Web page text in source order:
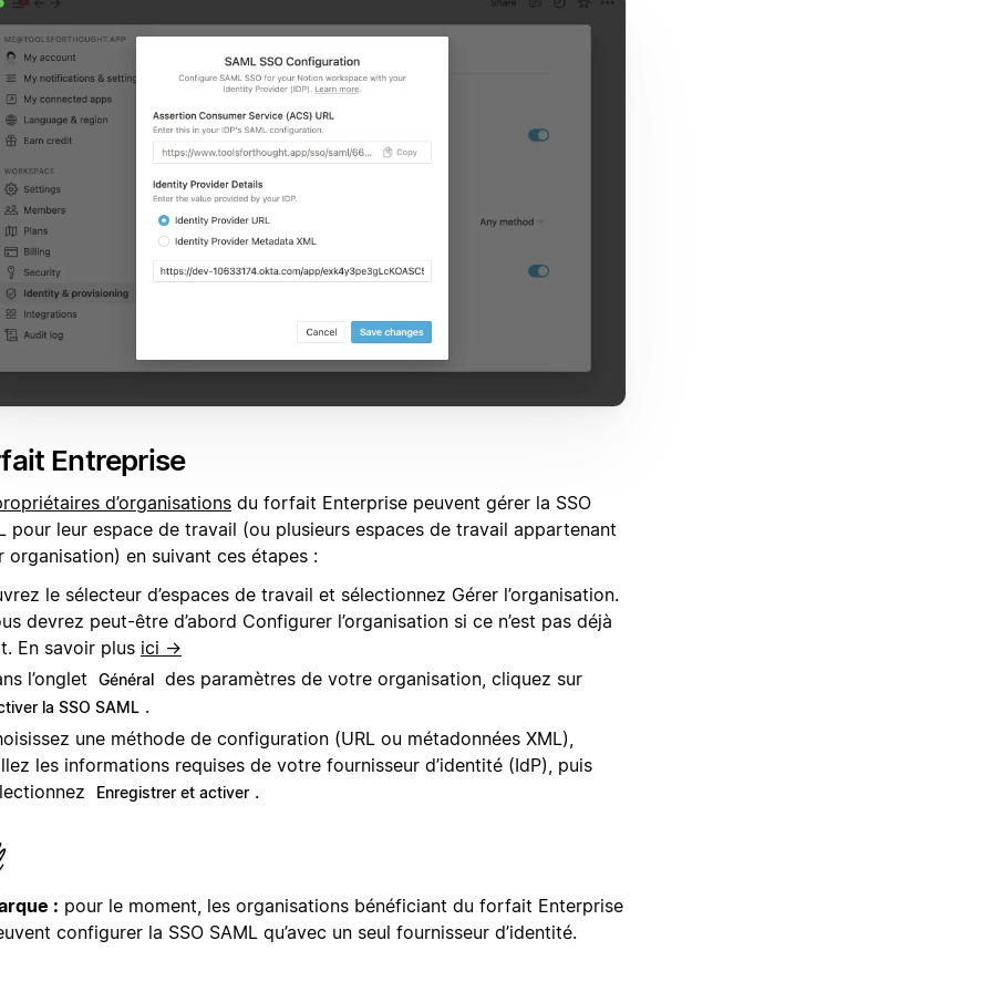
Entreprise
d’organisations du forfait Enterprise peuvent gérer la SSO
pour leur espace de travail (ou plusieurs espaces de travail appartenant
organisation) en suivant ces étapes :
le sélecteur d’espaces de travail et sélectionnez Gérer l’organisation.
devrez peut-être d’abord Configurer l’organisation si ce n’est pas déjà
En savoir plus ici →
l’onglet
Général des paramètres de votre organisation, cliquez sur
la SSO SAML .
une méthode de configuration (URL ou métadonnées XML),
les informations requises de votre fournisseur d’identité (IdP), puis
Enregistrer et activer .
: pour le moment, les organisations bénéficiant du forfait Enterprise
configurer la SSO SAML qu’avec un seul fournisseur d’identité.